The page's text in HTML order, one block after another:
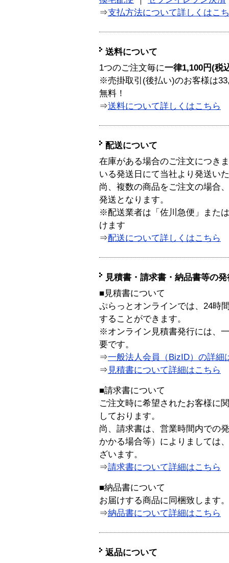
⇒支払方法について詳しくはこ
送料について
1つのご注文毎に一律1,100円(税
※売掛取引(後払い)のお客様は
無料！
⇒送料について詳しくはこちら
配送について
在庫がある場合のご注文につき
いる発送日にて当社より発送い
尚、複数の商品をご注文の場合
発送となります。
※配送業者は「佐川急便」また
けます
⇒配送について詳しくはこちら
見積書・請求書・納品書等の
■見積書について
ぷらっとオンラインでは、24時
することができます。
※オンライン見積書発行には、
要です。
⇒一般法人会員（BizID）の詳細
⇒ 見積書について詳細はこちら
■請求書について
ご注文時に希望されたお客様に
しております。
尚、請求書は、営業時間内での
かかる場合等）によりましては
ざいます。
⇒請求書について詳細はこちら
■納品書について
お届けする商品に同梱致します。
⇒納品書について詳細はこちら
返品について